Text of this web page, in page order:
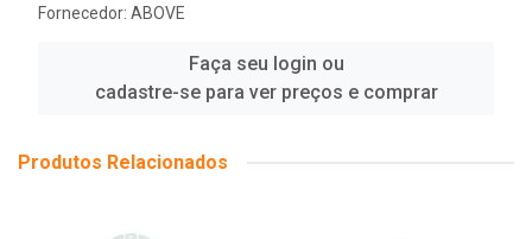
Fornecedor: ABOVE
Faça seu login ou
cadastre-se para ver preços e comprar
Produtos Relacionados